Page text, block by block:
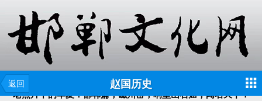
返回 赵国历史
老照片中的华夏：邯郸篇，磁州窑，响堂山石窟，闻名天下！